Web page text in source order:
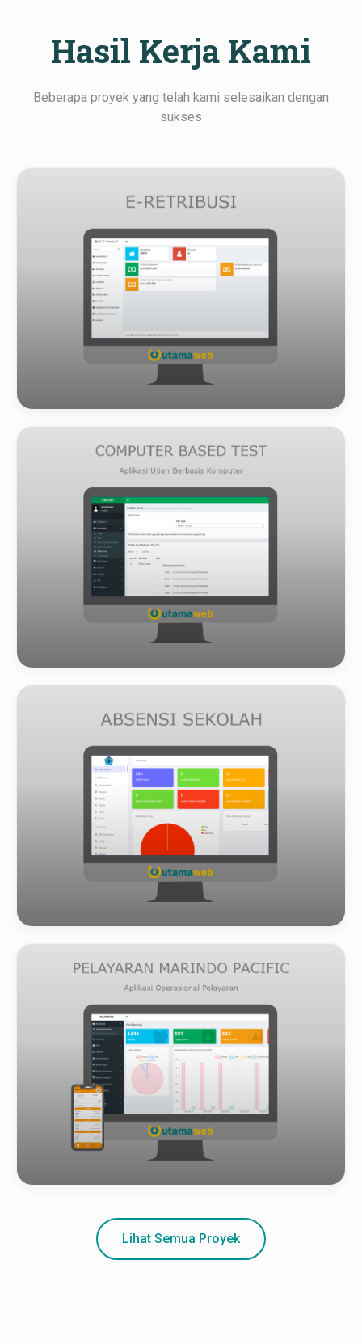
Hasil Kerja Kami
Beberapa proyek yang telah kami selesaikan dengan
sukses
E-RETRIBUSI
Lihat Detail
CBT (COMPUTER BASED TEST)
Lihat Detail
ABSENSI SEKOLAH
Lihat Detail
PELAYARAN MARINDO PACIFIC
Lihat Semua Proyek